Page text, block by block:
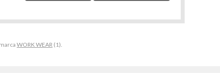
WORK WEAR (1).